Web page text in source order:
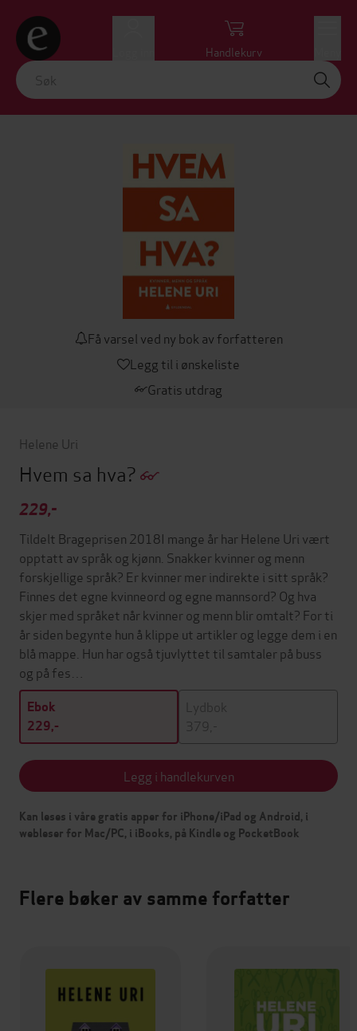
Handlekurv
Få varsel ved ny bok av forfatteren
Legg til i ønskeliste
Gratis utdrag
Helene Uri
Hvem sa hva?
229,-
Tildelt Brageprisen 2018I mange år har Helene Uri vært
opptatt av språk og kjønn. Snakker kvinner og menn
forskjellige språk? Er kvinner mer indirekte i sitt språk?
Finnes det egne kvinneord og egne mannsord? Og hva
skjer med språket når kvinner og menn blir omtalt? For ti
år siden begynte hun å klippe ut artikler og legge dem i en
blå mappe. Hun har også tjuvlyttet til samtaler på buss
og på fes…
Ebok
229,-
Lydbok
379,-
Legg i handlekurven
Kan leses i våre gratis apper for iPhone/iPad og Android, i
webleser for Mac/PC, i iBooks, på Kindle og PocketBook
Flere bøker av samme forfatter